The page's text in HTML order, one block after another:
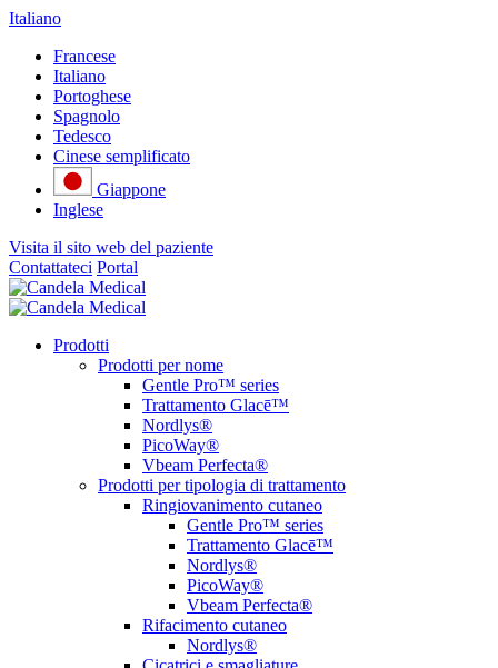
Italiano
Francese
Italiano
Portoghese
Spagnolo
Tedesco
Cinese semplificato
Giappone
Inglese
Visita il sito web del paziente
Contattateci Portal
Prodotti
Prodotti per nome
Gentle Pro™ series
Trattamento Glacē™
Nordlys®
PicoWay®
Vbeam Perfecta®
Prodotti per tipologia di trattamento
Ringiovanimento cutaneo
Gentle Pro™ series
Trattamento Glacē™
Nordlys®
PicoWay®
Vbeam Perfecta®
Rifacimento cutaneo
Nordlys®